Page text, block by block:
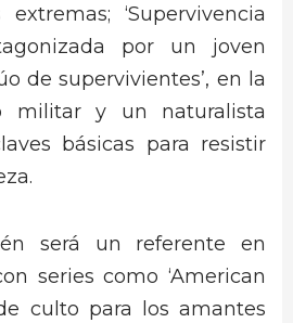
‘Supervivencia
por un joven
de supervivientes’, en la
militar y un naturalista
básicas para resistir
será un referente en
series como ‘American
culto para los amantes